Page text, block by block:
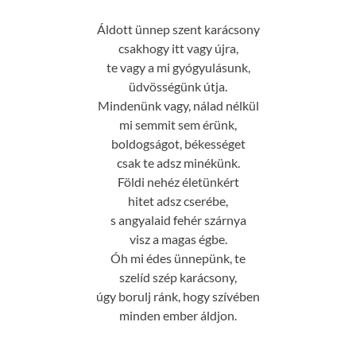
Áldott ünnep szent karácsony
csakhogy itt vagy újra,
te vagy a mi gyógyulásunk,
üdvösségünk útja.
Mindenünk vagy, nálad nélkül
mi semmit sem érünk,
boldogságot, békességet
csak te adsz minékünk.
Földi nehéz életünkért
hitet adsz cserébe,
s angyalaid fehér szárnya
visz a magas égbe.
Óh mi édes ünnepünk, te
szelíd szép karácsony,
úgy borulj ránk, hogy szívében
minden ember áldjon.